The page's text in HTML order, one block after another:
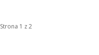
Strona 1 z 2